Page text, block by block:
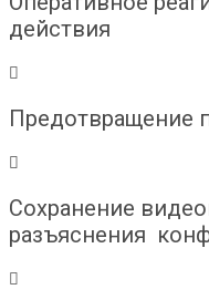
действия
Предотвращение
Сохранение
разъяснения